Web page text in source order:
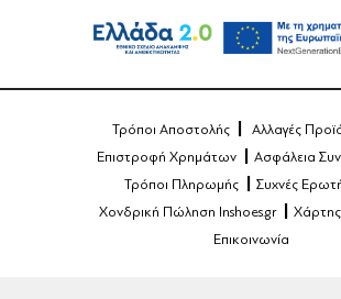
Τρόποι Αποστολής
Αλλαγές
Επιστροφή Χρημάτων
Ασφάλεια
Τρόποι Πληρωμής
Συχνές
Χονδρική Πώληση Inshoes.gr
Επικοινωνία